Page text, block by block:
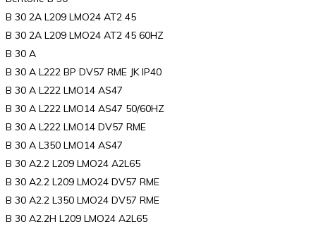
B 30 2A L209 LMO24 AT2 45
B 30 2A L209 LMO24 AT2 45 60HZ
B 30 A
B 30 A L222 BP DV57 RME JK IP40
B 30 A L222 LMO14 AS47
B 30 A L222 LMO14 AS47 50/60HZ
B 30 A L222 LMO14 DV57 RME
B 30 A L350 LMO14 AS47
B 30 A2.2 L209 LMO24 A2L65
B 30 A2.2 L209 LMO24 DV57 RME
B 30 A2.2 L350 LMO24 DV57 RME
B 30 A2.2H L209 LMO24 A2L65